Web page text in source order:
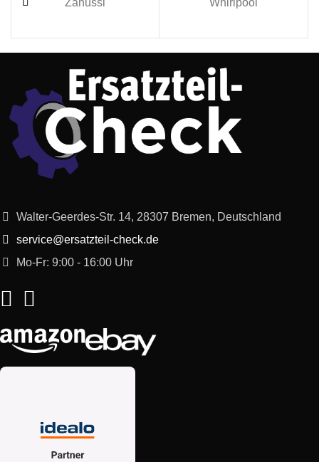
Walter-Geerdes-Str. 14, 28307 Bremen, Deutschland
service@ersatzteil-check.de
Mo-Fr: 9:00 - 16:00 Uhr